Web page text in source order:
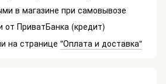
в магазине при самовывозе
от ПриватБанка (кредит)
на странице "Оплата и доставка"